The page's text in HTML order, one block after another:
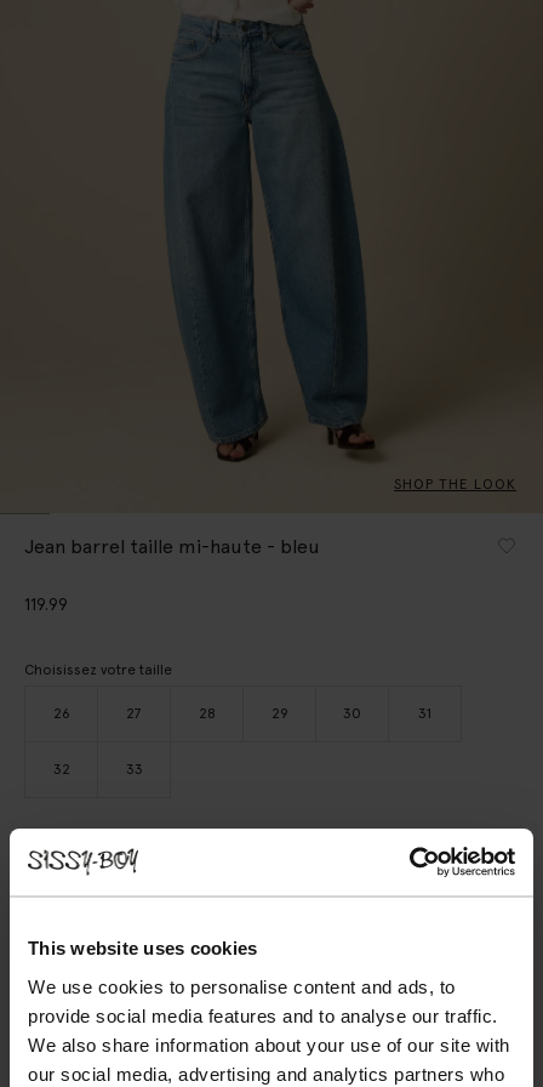
This website uses cookies
We use cookies to personalise content and ads, to
provide social media features and to analyse our traffic.
We also share information about your use of our site with
our social media, advertising and analytics partners who
SHOP THE LOOK
Jean barrel taille mi-haute - bleu
119.99
Choisissez votre taille
26 27 28 29 30 31
32 33
Payer après coup
Livraison rapide